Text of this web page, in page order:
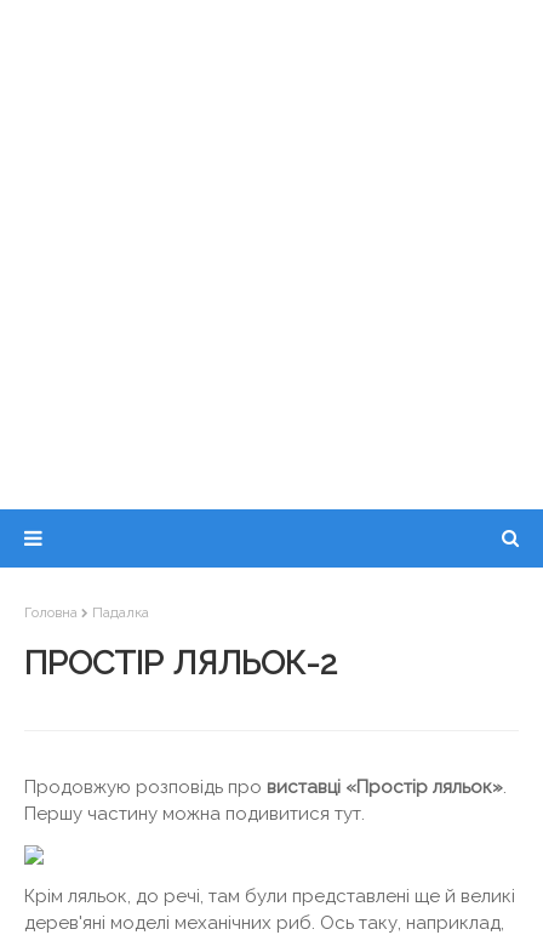
Головна Падалка
ПРОСТІР ЛЯЛЬОК-2
Продовжую розповідь про виставці «Простір ляльок».
Першу частину можна подивитися тут.
Крім ляльок, до речі, там були представлені ще й великі
дерев'яні моделі механічних риб. Ось таку, наприклад,